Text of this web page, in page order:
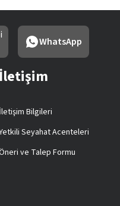
WhatsApp
İletişim
İletişim Bilgileri
Seyahat Acenteleri
ve Talep Formu